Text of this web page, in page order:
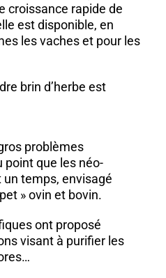
croissance rapide de
est disponible, en
les vaches et pour les
brin d’herbe est
problèmes
point que les néo-
temps, envisagé
» ovin et bovin.
ont proposé
visant à purifier les